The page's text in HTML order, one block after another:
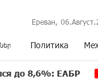
Ереван,
Политика
ЕАБР 16:39